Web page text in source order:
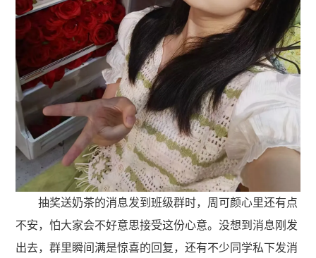
抽奖送奶茶的消息发到班级群时，周可颜心里还有点
不安，怕大家会不好意思接受这份心意。没想到消息刚发
出去，群里瞬间满是惊喜的回复，还有不少同学私下发消